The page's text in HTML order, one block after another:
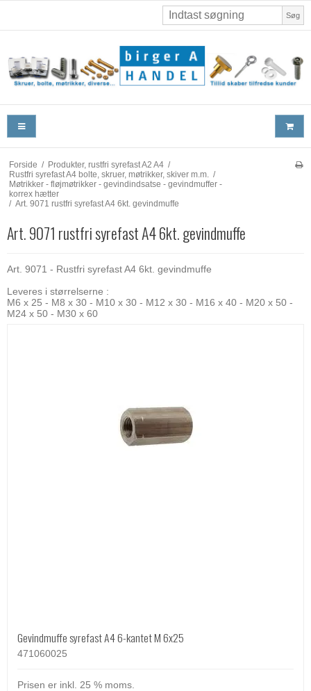
Søg
Forside / Produkter, rustfri syrefast A2 A4 /
Rustfri syrefast A4 bolte, skruer, møtrikker, skiver m.m. /
Møtrikker - fløjmøtrikker - gevindindsatse - gevindmuffer -
korrex hætter
/ Art. 9071 rustfri syrefast A4 6kt. gevindmuffe
Art. 9071 rustfri syrefast A4 6kt. gevindmuffe
Art. 9071 - Rustfri syrefast A4 6kt. gevindmuffe
Leveres i størrelserne :
M6 x 25 - M8 x 30 - M10 x 30 - M12 x 30 - M16 x 40 - M20 x 50 -
M24 x 50 - M30 x 60
Gevindmuffe syrefast A4 6-kantet M 6x25
471060025
Prisen er inkl. 25 % moms.